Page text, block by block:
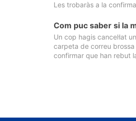
Les trobaràs a la
Com puc saber si la
Un cop hagis cancel·lat
carpeta de correu brossa
confirmar que han rebut